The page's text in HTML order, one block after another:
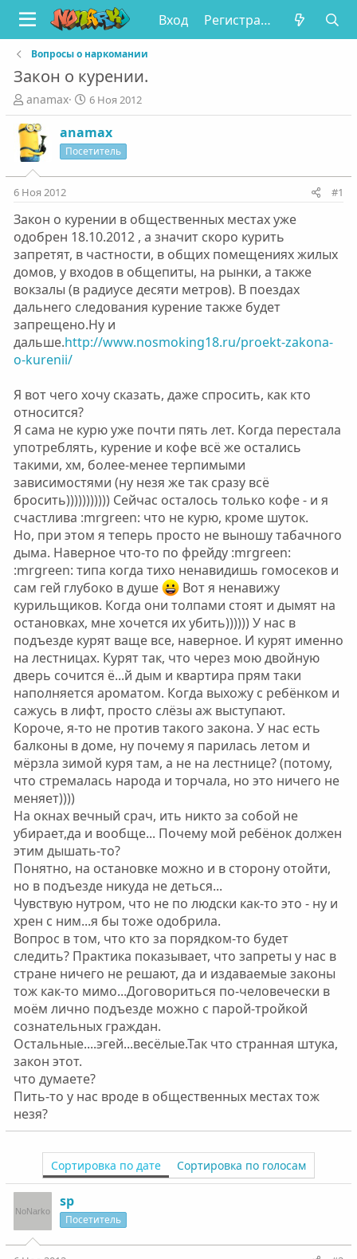
Вход Регистрация
Вопросы о наркомании
Закон о курении.
А
в
т
о
р
т
е
ы
anamax
Д
а
т
а
н
а
л
а
6 Ноя 2012
anamax
Посетитель
6 Ноя 2012 #1
Закон о курении в общественных местах уже
одобрен 18.10.2012 , а значит скоро курить
запретят, в частности, в общих помещениях жилых
домов, у входов в общепиты, на рынки, а также
вокзалы (в радиусе десяти метров). В поездах
дальнего следования курение также будет
запрещено.Ну и
дальше.http://www.nosmoking18.ru/proekt-zakona-
o-kurenii/
Я вот чего хочу сказать, даже спросить, как кто
относится?
Я сама не курю уже почти пять лет. Когда перестала
употреблять, курение и кофе всё же остались
такими, хм, более-менее терпимыми
зависимостями (ну незя же так сразу всё
бросить))))))))))) Сейчас осталось только кофе - и я
счастлива :mrgreen: что не курю, кроме шуток.
Но, при этом я теперь просто не выношу табачного
дыма. Наверное что-то по фрейду :mrgreen:
:mrgreen: типа когда тихо ненавидишь гомосеков и
сам гей глубоко в душе
Вот я ненавижу
курильщиков. Когда они толпами стоят и дымят на
остановках, мне хочется их убить)))))) У нас в
подъезде курят ваще все, наверное. И курят именно
на лестницах. Курят так, что через мою двойную
дверь сочится ё...й дым и квартира прям таки
наполняется ароматом. Когда выхожу с ребёнком и
сажусь в лифт, просто слёзы аж выступают.
Короче, я-то не против такого закона. У нас есть
балконы в доме, ну почему я парилась летом и
мёрзла зимой куря там, а не на лестнице? (потому,
что стремалась народа и торчала, но это ничего не
меняет))))
На окнах вечный срач, ить никто за собой не
убирает,да и вообще... Почему мой ребёнок должен
этим дышать-то?
Понятно, на остановке можно и в сторону отойти,
но в подъезде никуда не деться...
Чувствую нутром, что не по людски как-то это - ну и
хрен с ним...я бы тоже одобрила.
Вопрос в том, что кто за порядком-то будет
следить? Практика показывает, что запреты у нас в
стране ничего не решают, да и издаваемые законы
тож как-то мимо...Договориться по-человечески в
моём лично подъезде можно с парой-тройкой
сознательных граждан.
Остальные....эгей...весёлые.Так что странная штука,
закон этот.
что думаете?
Пить-то у нас вроде в общественных местах тож
незя?
Сортировка по дате Сортировка по голосам
sp
Посетитель